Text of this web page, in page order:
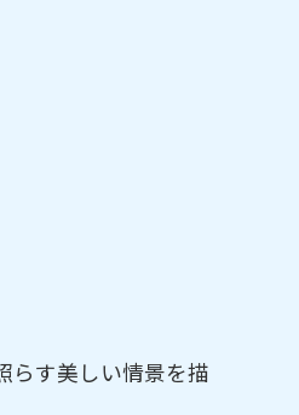
らす美しい情景を描